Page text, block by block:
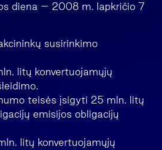
diena – 2008 m. lapkričio 7
susirinkimo
litų konvertuojamųjų
teisės įsigyti 25 mln. litų
emisijos obligacijų
litų konvertuojamųjų